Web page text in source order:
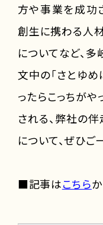
方や事業を成功
創生に携わる人
についてなど、多
文中の「さとゆ
ったらこっちがや
される、弊社の
について、ぜひご
■記事はこちら